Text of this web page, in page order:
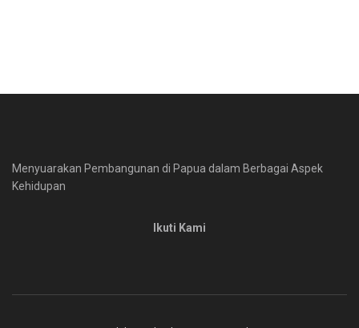
Menyuarakan Pembangunan di Papua dalam Berbagai Aspek
Kehidupan
Ikuti Kami